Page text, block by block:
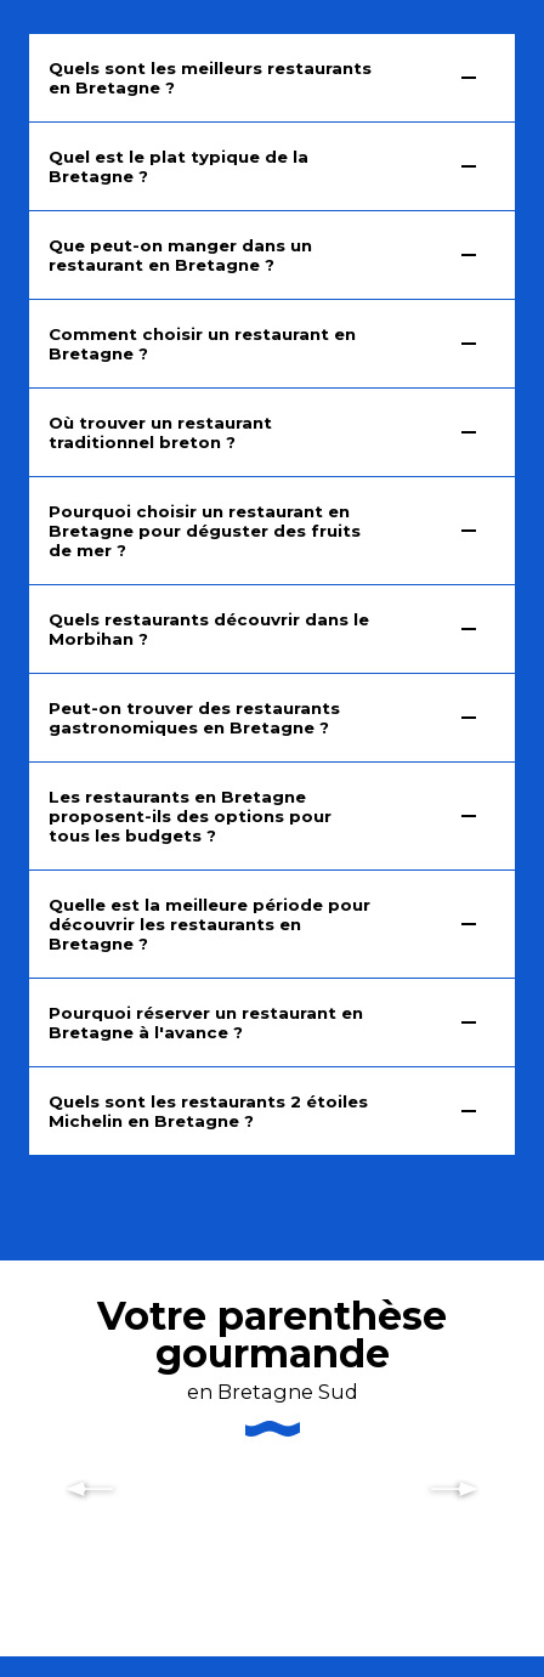
Quels sont les meilleurs restaurants
en Bretagne ?
Quel est le plat typique de la
Bretagne ?
Que peut-on manger dans un
restaurant en Bretagne ?
Comment choisir un restaurant en
Bretagne ?
Où trouver un restaurant
traditionnel breton ?
Pourquoi choisir un restaurant en
Bretagne pour déguster des fruits
de mer ?
Quels restaurants découvrir dans le
Morbihan ?
Peut-on trouver des restaurants
gastronomiques en Bretagne ?
Les restaurants en Bretagne
proposent-ils des options pour
tous les budgets ?
Quelle est la meilleure période pour
découvrir les restaurants en
Bretagne ?
Pourquoi réserver un restaurant en
Bretagne à l'avance ?
Quels sont les restaurants 2 étoiles
Michelin en Bretagne ?
Votre parenthèse
gourmande
en Bretagne Sud